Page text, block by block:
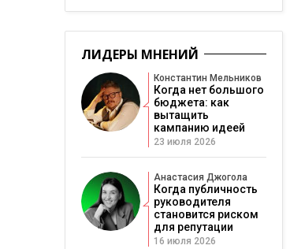
ЛИДЕРЫ МНЕНИЙ
Константин Мельников
Когда нет большого
бюджета: как
вытащить
кампанию идеей
23 июля 2026
Анастасия Джогола
Когда публичность
руководителя
становится риском
для репутации
16 июля 2026